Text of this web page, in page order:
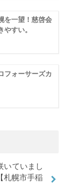
を一望！慈啓会
すい。
フォーサーズカ
いていまし
札幌市手稲